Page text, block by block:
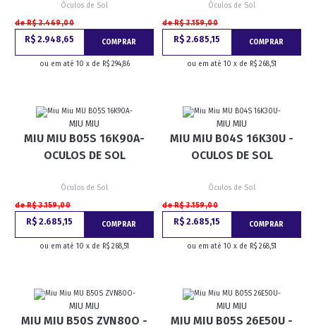
Óculos de Sol
de R$ 3.469,00
R$ 2.948,65 COMPRAR
ou em até 10 x de R$ 294,86
Óculos de Sol
de R$ 3.159,00
R$ 2.685,15 COMPRAR
ou em até 10 x de R$ 268,51
MIU MIU
MIU MIU B05S 16K90A-
OCULOS DE SOL
Óculos de Sol
de R$ 3.159,00
R$ 2.685,15 COMPRAR
ou em até 10 x de R$ 268,51
MIU MIU
MIU MIU B04S 16K30U -
OCULOS DE SOL
Óculos de Sol
de R$ 3.159,00
R$ 2.685,15 COMPRAR
ou em até 10 x de R$ 268,51
MIU MIU
MIU MIU B50S ZVN80O -
MIU MIU
MIU MIU B05S 26E50U -